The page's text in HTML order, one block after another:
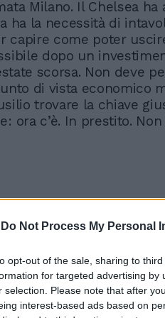
Do Not Process My Personal
opt-out of the sale, sharing to
for targeted advertising
selection. Please note that after
interest-based ads based on
Milano. Il Chelsea ha
ha la necessità di
capire come poter
dopo un
scorsa. Non deve
di vista economico
trovare la chiave
ora c’è. In prestito.
Messi
d'Oro 2021.
Rudy
Trump,